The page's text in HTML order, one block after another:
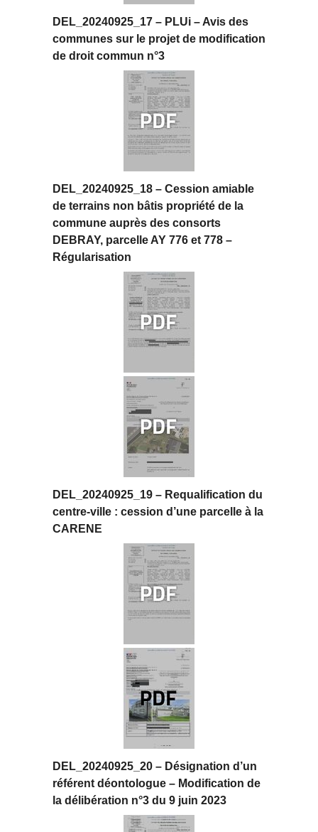
DEL_20240925_17 – PLUi – Avis des
communes sur le projet de modification
de droit commun n°3
DEL_20240925_18 – Cession amiable
de terrains non bâtis propriété de la
commune auprès des consorts
DEBRAY, parcelle AY 776 et 778 –
Régularisation
DEL_20240925_19 – Requalification du
centre-ville : cession d’une parcelle à la
CARENE
DEL_20240925_20 – Désignation d’un
référent déontologue – Modification de
la délibération n°3 du 9 juin 2023